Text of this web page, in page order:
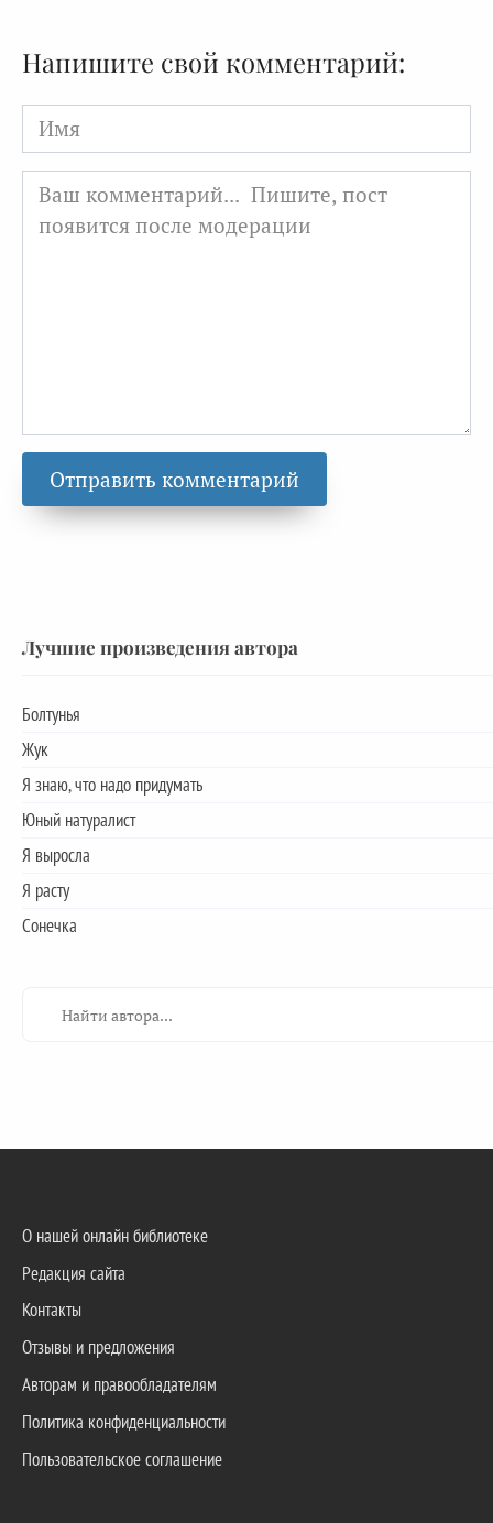
Напишите свой комментарий:
Имя
Лучшие произведения автора
Болтунья
Жук
Я знаю, что надо придумать
Юный натуралист
Я выросла
Я расту
Сонечка
О нашей онлайн библиотеке
Редакция сайта
Контакты
Отзывы и предложения
Авторам и правообладателям
Политика конфиденциальности
Пользовательское соглашение